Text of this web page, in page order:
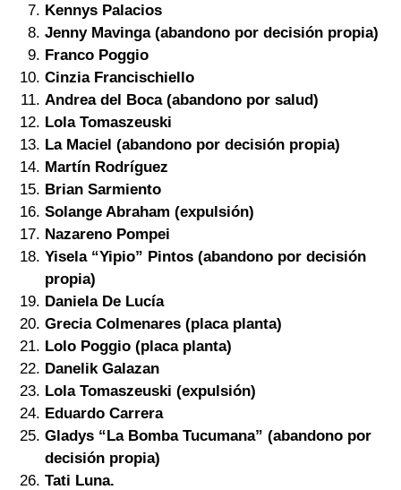
Kennys Palacios
Jenny Mavinga (abandono por decisión propia)
Franco Poggio
Cinzia Francischiello
Andrea del Boca (abandono por salud)
Lola Tomaszeuski
La Maciel (abandono por decisión propia)
Martín Rodríguez
Brian Sarmiento
Solange Abraham (expulsión)
Nazareno Pompei
Yisela “Yipio” Pintos (abandono por decisión
propia)
Daniela De Lucía
Grecia Colmenares (placa planta)
Lolo Poggio (placa planta)
Danelik Galazan
Lola Tomaszeuski (expulsión)
Eduardo Carrera
Gladys “La Bomba Tucumana” (abandono por
decisión propia)
Tati Luna.